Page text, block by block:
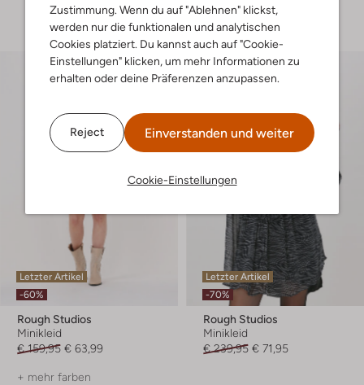
Zustimmung. Wenn du auf "Ablehnen" klickst,
werden nur die funktionalen und analytischen
Cookies platziert. Du kannst auch auf "Cookie-
Einstellungen" klicken, um mehr Informationen zu
erhalten oder deine Präferenzen anzupassen.
Reject Einverstanden und weiter
Cookie-Einstellungen
+ mehr farben
Letzter Artikel
-60%
Rough Studios
Minikleid
€ 159,95 € 63,99
+ mehr farben
Letzter Artikel
-70%
Rough Studios
Minikleid
€ 239,95 € 71,95